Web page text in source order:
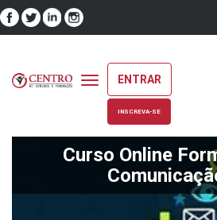
Toggle
navigation
ENTRAR
INSCREVA-SE
Curso Online